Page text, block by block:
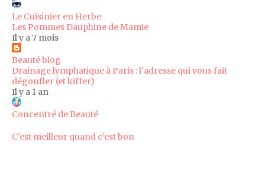
Le Cuisinier en Herbe
Les Pommes Dauphine de Mamie
Il y a 7 mois
Beauté blog
Drainage lymphatique à Paris : l’adresse qui vous fait
dégonfler (et kiffer)
Il y a 1 an
Concentré de Beauté
C'est meilleur quand c'est bon